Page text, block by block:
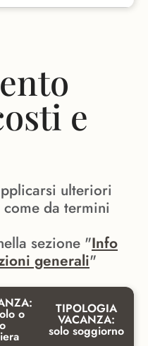
e
ulteriori
da termini
sezione "Info
generali"
o TIPOLOGIA
VACANZA:
solo soggiorno